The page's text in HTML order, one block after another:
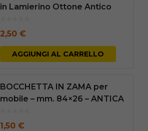
in Lamierino Ottone Antico
2,50 €
AGGIUNGI AL CARRELLO
BOCCHETTA IN ZAMA per
mobile – mm. 84×26 – ANTICA
1,50 €